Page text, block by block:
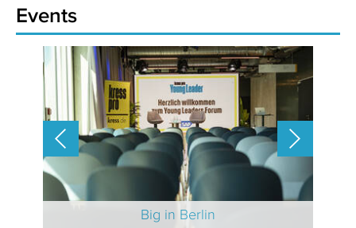
Events
Big in Berlin